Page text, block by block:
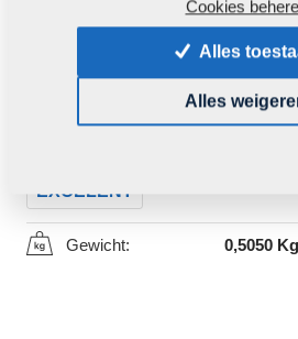
Productcode: 3002466
Dit deel kan ook voor volgende
EXCELENT
Gewicht: 0,5050 Kg
Cookies
Alles
Alles